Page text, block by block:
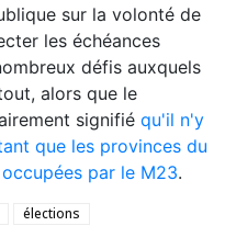
sur la volonté de
les échéances
défis auxquels
alors que le
signifié qu'il n'y
que les provinces du
par le M23.
élections